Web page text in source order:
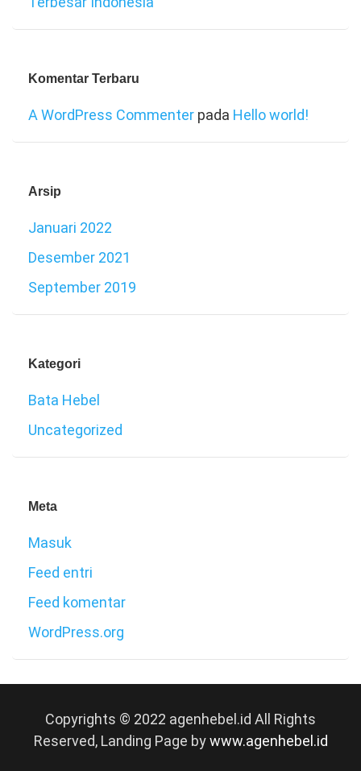
Komentar Terbaru
A WordPress Commenter pada Hello world!
Arsip
Januari 2022
Desember 2021
September 2019
Kategori
Bata Hebel
Uncategorized
Meta
Masuk
Feed entri
Feed komentar
WordPress.org
Copyrights © 2022 agenhebel.id All Rights
Reserved, Landing Page bywww.agenhebel.id